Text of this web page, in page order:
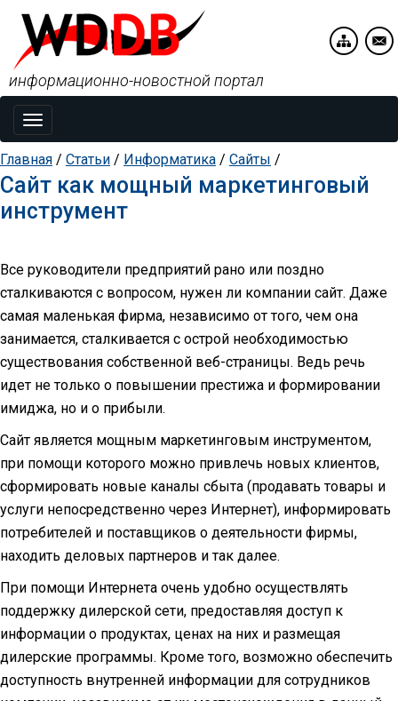
Toggle
navigation
информационно-новостной портал
Главная / Статьи / Информатика / Сайты /
Сайт как мощный маркетинговый
инструмент
Все руководители предприятий рано или поздно
сталкиваются с вопросом, нужен ли компании сайт. Даже
самая маленькая фирма, независимо от того, чем она
занимается, сталкивается с острой необходимостью
существования собственной веб-страницы. Ведь речь
идет не только о повышении престижа и формировании
имиджа, но и о прибыли.
Сайт является мощным маркетинговым инструментом,
при помощи которого можно привлечь новых клиентов,
сформировать новые каналы сбыта (продавать товары и
услуги непосредственно через Интернет), информировать
потребителей и поставщиков о деятельности фирмы,
находить деловых партнеров и так далее.
При помощи Интернета очень удобно осуществлять
поддержку дилерской сети, предоставляя доступ к
информации о продуктах, ценах на них и размещая
дилерские программы. Кроме того, возможно обеспечить
доступность внутренней информации для сотрудников